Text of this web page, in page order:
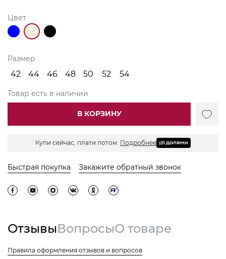
Цвет
Размер
42 44 46 48 50 52 54
Товар есть в наличии
В КОРЗИНУ
Купи сейчас, плати потом. Подробнее
Быстрая покупка Закажите обратный звонок
ОтзывыВопросыО товаре
Правила оформления отзывов и вопросов